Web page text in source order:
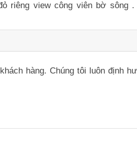
riêng view công viên bờ
hàng. Chúng tôi luôn định